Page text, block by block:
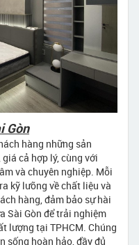
Gòn
hàng những sản
cả hợp lý, cùng với
và chuyên nghiệp. Mỗi
kỹ lưỡng về chất liệu và
hàng, đảm bảo sự hài
Sài Gòn để trải nghiệm
lượng tại TPHCM. Chúng
sống hoàn hảo, đầy đủ